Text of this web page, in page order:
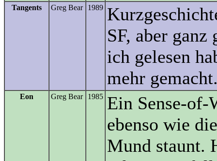
Tangents Greg Bear 1989
SF, aber ganz
ich gelesen
mehr
Eon Greg Bear 1985 Ein Sense-of-
ebenso wie
Mund staunt.